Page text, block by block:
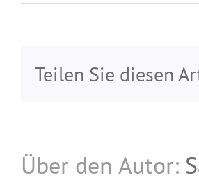
Teilen Sie diesen
Über den Autor: